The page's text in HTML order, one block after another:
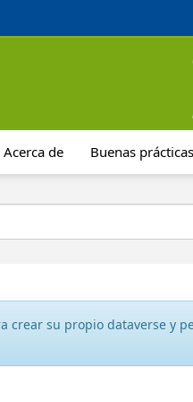
Acerca de Buenas prácticas
crear su propio dataverse y